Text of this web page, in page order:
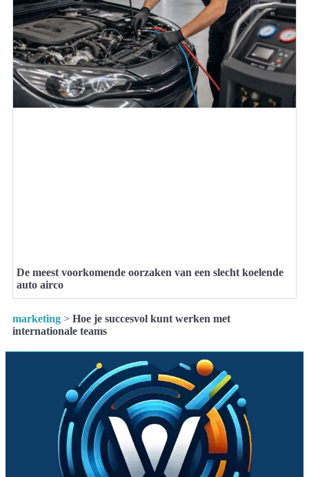
De meest voorkomende oorzaken van een slecht koelende
auto airco
marketing > Hoe je succesvol kunt werken met
internationale teams